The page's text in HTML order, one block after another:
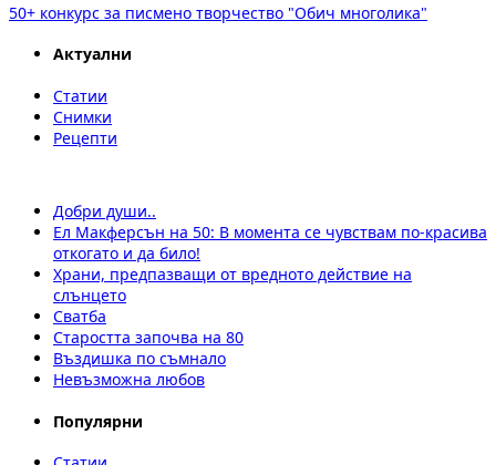
50+ конкурс за писмено творчество "Обич многолика"
Актуални
Статии
Снимки
Рецепти
Добри души..
Ел Макферсън на 50: В момента се чувствам по-красива
откогато и да било!
Храни, предпазващи от вредното действие на
слънцето
Сватба
Старостта започва на 80
Въздишка по съмнало
Невъзможна любов
Популярни